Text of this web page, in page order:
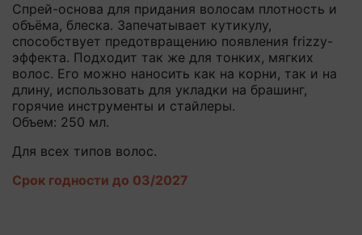
Cпрей-основа для придания волосам плотность и
объёма, блеска. Запечатывает кутикулу,
способствует предотвращению появления frizzy-
эффекта. Подходит так же для тонких, мягких
волос. Его можно наносить как на корни, так и на
длину, использовать для укладки на брашинг,
горячие инструменты и стайлеры.
Объем: 250 мл.
Для всех типов волос.
Срок годности до 03/2027